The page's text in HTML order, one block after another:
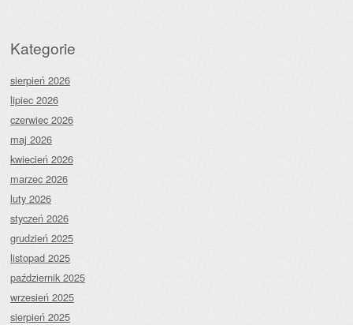
Kategorie
sierpień 2026
lipiec 2026
czerwiec 2026
maj 2026
kwiecień 2026
marzec 2026
luty 2026
styczeń 2026
grudzień 2025
listopad 2025
październik 2025
wrzesień 2025
sierpień 2025